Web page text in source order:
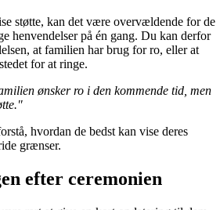
støtte, kan det være overvældende for de
henvendelser på én gang. Du kan derfor
at familien har brug for ro, eller at
for at ringe.
ønsker ro i den kommende tid, men
hvordan de bedst kan vise deres
grænser.
efter ceremonien